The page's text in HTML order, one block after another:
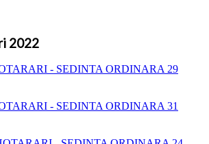
2022
- SEDINTA ORDINARA 29
- SEDINTA ORDINARA 31